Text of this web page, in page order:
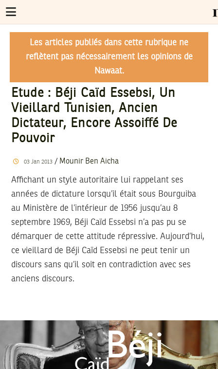
Les articles publiés dans cette rubrique ne
reflètent pas nécessairement les opinions de
Nawaat.
Etude : Béji Caïd Essebsi, Un
Vieillard Tunisien, Ancien
Dictateur, Encore Assoiffé De
Pouvoir
03 Jan 2013/ Mounir Ben Aicha
Affichant un style autoritaire lui rappelant ses
années de dictature lorsqu’il était sous Bourguiba
au Ministère de l’intérieur de 1956 jusqu’au 8
septembre 1969, Béji Caïd Essebsi n’a pas pu se
démarquer de cette attitude répressive. Aujourd’hui,
ce vieillard de Béji Caïd Essebsi ne peut tenir un
discours sans qu’il soit en contradiction avec ses
anciens discours.